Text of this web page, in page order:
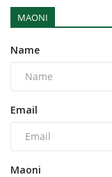
MAONI
Name
Email
Maoni